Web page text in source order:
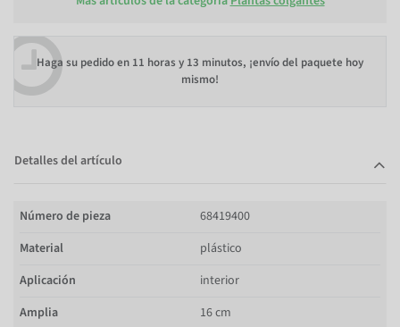
Haga su pedido en 11 horas y 13 minutos, ¡envío del paquete hoy
mismo!
Detalles del artículo
Número de pieza
68419400
Material
plástico
Aplicación
interior
Amplia
16 cm